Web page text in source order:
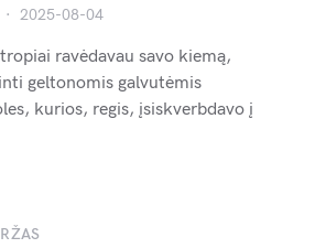
2025-08-04
ravėdavau savo kiemą,
geltonomis galvutėmis
kurios, regis, įsiskverbdavo į